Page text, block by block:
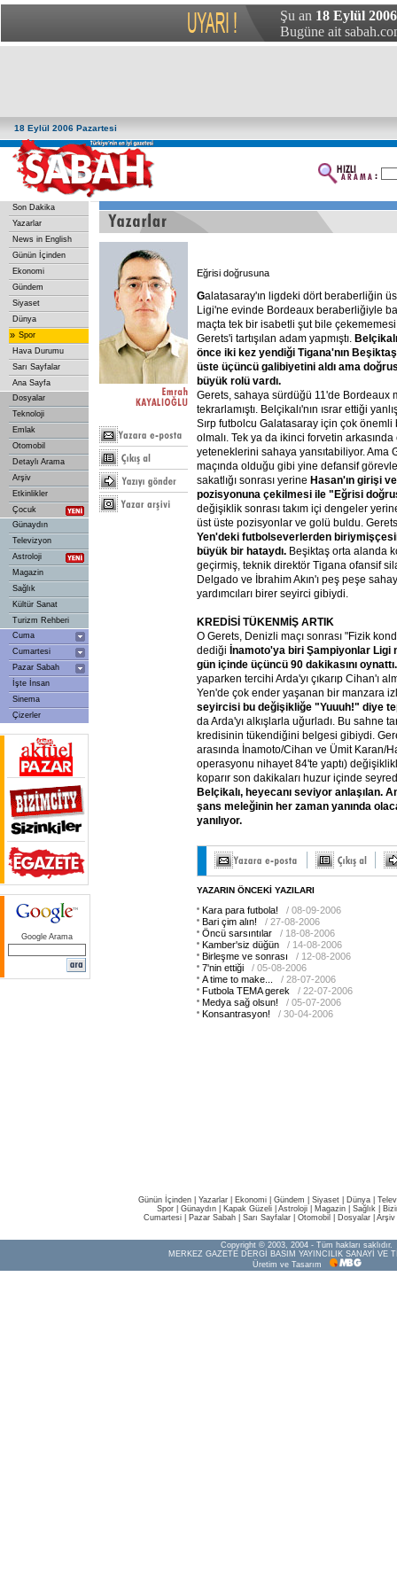
Şu an 18 Eylül
Bugüne ait
18 Eylül 2006 Pazartesi
Son Dakika
Yazarlar
News in English
Günün İçinden
Ekonomi
Gündem
Siyaset
Dünya
» Spor
Hava Durumu
Sarı Sayfalar
Ana Sayfa
Dosyalar
Teknoloji
Emlak
Otomobil
Detaylı Arama
Arşiv
Etkinlikler
Çocuk
Günaydın
Televizyon
Astroloji
Magazin
Sağlık
Kültür Sanat
Turizm Rehberi
Cuma
Cumartesi
Pazar Sabah
İşte İnsan
Sinema
Çizerler
Google Arama
Eğrisi doğrusuna
Galatasaray'ın ligdeki dört beraberliğin
Ligi'ne evinde Bordeaux beraberliğiyle
maçta tek bir isabetli şut bile
Gerets'i tartışılan adam yapmıştı. Belçikalı
önce iki kez yendiği Tigana'nın
üste üçüncü galibiyetini aldı ama
büyük rolü vardı.
Gerets, sahaya sürdüğü 11'de Bordeaux
tekrarlamıştı. Belçikalı'nın ısrar ettiği
Sırp futbolcu Galatasaray için çok
olmalı. Tek ya da ikinci forvetin arkasında
yeteneklerini sahaya yansıtabiliyor. Ama
maçında olduğu gibi yine defansif
sakatlığı sonrası yerine Hasan'ın girişi ve
pozisyonuna çekilmesi ile "Eğrisi
değişiklik sonrası takım içi dengeler
üst üste pozisyonlar ve golü buldu.
Yen'deki futbolseverlerden
büyük bir hataydı. Beşiktaş orta alanda
geçirmiş, teknik direktör Tigana ofansif
Delgado ve İbrahim Akın'ı peş peşe
yardımcıları birer seyirci gibiydi.
KREDİSİ TÜKENMİŞ ARTIK
O Gerets, Denizli maçı sonrası "Fizik
dediği İnamoto'ya biri Şampiyonlar Ligi
gün içinde üçüncü 90 dakikasını oynattı.
yaparken tercihi Arda'yı çıkarıp Cihan'ı
Yen'de çok ender yaşanan bir manzara
seyircisi bu değişikliğe "Yuuuh!" diye
da Arda'yı alkışlarla uğurladı. Bu sahne
kredisinin tükendiğini belgesi gibiydi.
arasında İnamoto/Cihan ve Ümit Karan/
operasyonu nihayet 84'te yaptı)
koparır son dakikaları huzur içinde
Belçikalı, heyecanı seviyor anlaşılan.
şans meleğinin her zaman yanında
yanılıyor.
YAZARIN ÖNCEKİ YAZILARI
Kara para futbola!
/ 08-09-2006
Bari çim alın!
/ 27-08-2006
Öncü sarsıntılar
/ 18-08-2006
Kamber'siz düğün
/ 14-08-2006
Birleşme ve sonrası
/ 12-08-2006
7'nin ettiği
/ 05-08-2006
A time to make...
/ 28-07-2006
Futbola TEMA gerek
/ 22-07-2006
Medya sağ olsun!
/ 05-07-2006
Konsantrasyon!
/ 30-04-2006
Günün İçinden Yazarlar Ekonomi Gündem Siyaset Dünya |
Spor
Günaydın Kapak Güzeli Astroloji Magazin Sağlık
Cumartesi
Pazar Sabah Sarı Sayfalar Otomobil Dosyalar Arşiv
Copyright © 2003, 2004 - Tüm hakları saklıdır.
MERKEZ GAZETE DERGİ BASIM YAYINCILIK SANAYİ VE
Üretim ve Tasarım